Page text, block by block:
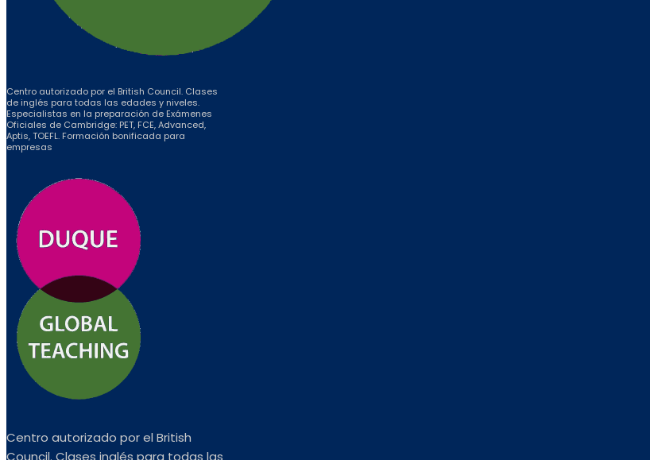
Centro autorizado por el British Council. Clases
de inglés para todas las edades y niveles.
Especialistas en la preparación de Exámenes
Oficiales de Cambridge: PET, FCE, Advanced,
Aptis, TOEFL. Formación bonificada para
empresas
Centro autorizado por el British
Council. Clases inglés para todas las